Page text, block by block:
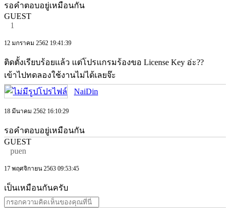
รอคำตอบอยู่เหมือนกัน
GUEST
1
12 มกราคม 2562 19:41:39
ติดตั้งเรียบร้อยแล้ว แต่โปรแกรมร้องขอ License Key อ่ะ??
เข้าไปทดลองใช้งานไม่ได้เลยจ๊ะ
NaiDin
18 มีนาคม 2562 16:10:29
รอคำตอบอยู่เหมือนกัน
GUEST
puen
17 พฤศจิกายน 2563 09:53:45
เป็นเหมือนกันครับ